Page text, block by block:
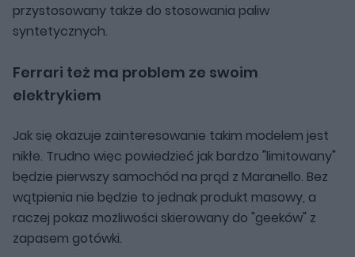
przystosowany także do stosowania paliw
syntetycznych.
Ferrari też ma problem ze swoim
elektrykiem
Jak się okazuje zainteresowanie takim modelem jest
nikłe. Trudno więc powiedzieć jak bardzo "limitowany"
będzie pierwszy samochód na prąd z Maranello. Bez
wątpienia nie będzie to jednak produkt masowy, a
raczej pokaz możliwości skierowany do "geeków" z
zapasem gotówki.